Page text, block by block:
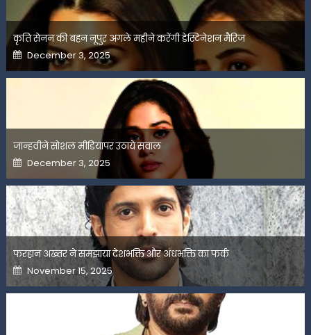
कृति सेनन की बहन नूपुर अगले महीने करेंगी डेस्टिनेशन मैरिज
Posted
on
December 3, 2025
जान्हवीने सोशल मीडियापर उठाये सवाल
Posted
on
December 3, 2025
फरहान अख्तर ने समझाया देशभक्ति और अंधभक्ति का फर्क
Posted
on
November 15, 2025